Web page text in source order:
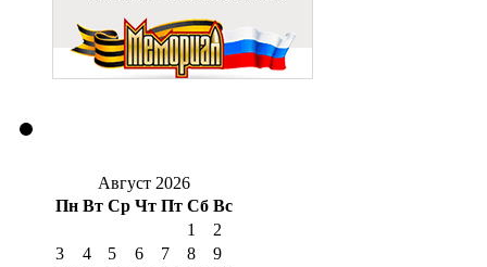
Август 2026
Пн Вт Ср Чт Пт Сб Вс
1
2
3
4 5 6 7 8
9